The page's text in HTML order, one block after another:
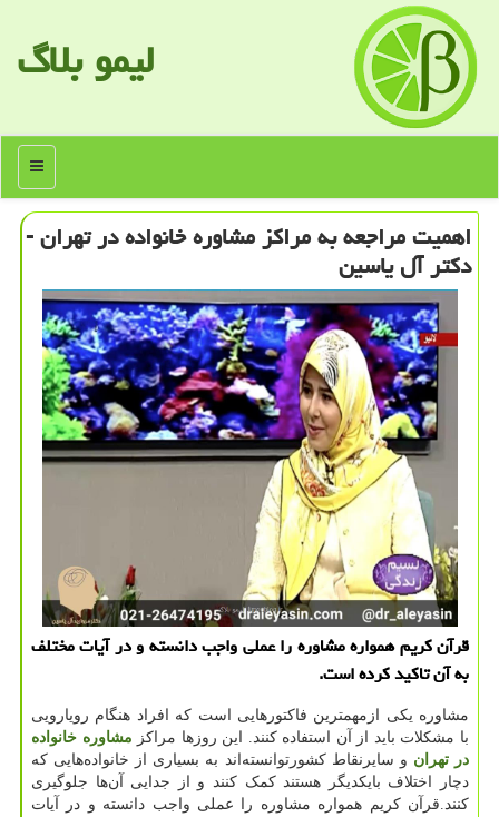
لیمو بلاگ
منو
اهمیت مراجعه به مراكز مشاوره خانواده در تهران -
دكتر آل یاسین
قرآن كریم همواره مشاوره را عملی واجب دانسته و در آیات مختلف
به آن تاكید كرده است.
مشاوره یکی ازمهمترین فاکتورهایی است که افراد هنگام رویارویی
با مشکلات باید از آن استفاده کنند. این روزها مراکز مشاوره خانواده
در تهران و سایرنقاط کشورتوانسته‌اند به بسیاری از خانواده‌هایی که
دچار اختلاف بایکدیگر هستند کمک کنند و از جدایی آ‌ن‌‌ها جلوگیری
کنند.قرآن کریم همواره مشاوره را عملی واجب دانسته و در آیات